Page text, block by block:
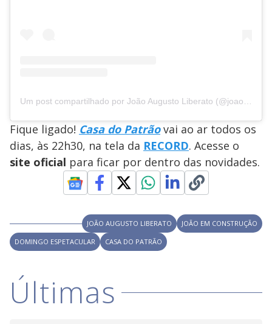
Um post compartilhado por João Augusto Liberato (@joaoaugustoliberato)
Fique ligado! Casa do Patrãovai ao ar todos os
dias, às 22h30, na tela da RECORD. Acesse o
site oficial para ficar por dentro das novidades.
JOÃO AUGUSTO LIBERATO
JOÃO EM CONSTRUÇÃO
DOMINGO ESPETACULAR
CASA DO PATRÃO
Últimas